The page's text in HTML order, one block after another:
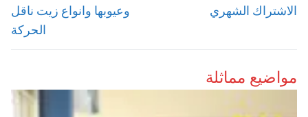
الاشتراك الشهري
وعيوبها وانواع زيت ناقل
الحركة
مواضيع مماثلة